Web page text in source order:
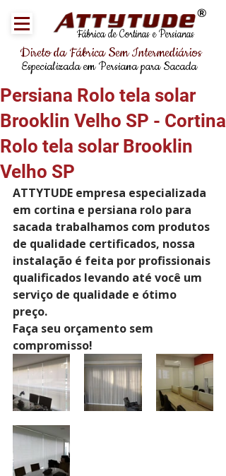
Fábrica de Cortinas e Persianas
®
Direto da Fábrica Sem Intermediários
Especializada em Persiana para Sacada
Persiana Rolo tela solar
Brooklin Velho SP - Cortina
Rolo tela solar Brooklin
Velho SP
ATTYTUDE empresa especializada
em cortina e persiana rolo para
sacada trabalhamos com produtos
de qualidade certificados, nossa
instalação é feita por profissionais
qualificados levando até você um
serviço de qualidade e ótimo
preço.
Faça seu orçamento sem
compromisso!